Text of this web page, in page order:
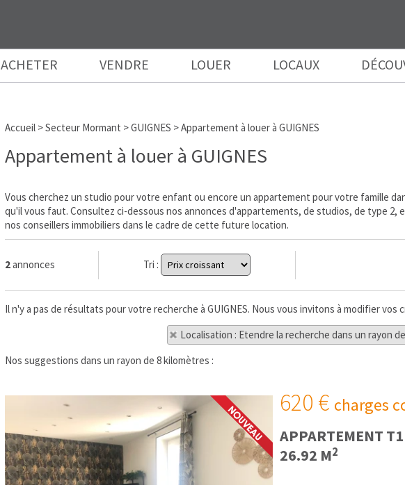
ACHETER VENDRE LOUER LOCAUX
Accueil >Secteur Mormant >GUIGNES >Appartement à louer à GUIGNES
Appartement à louer à GUIGNES
Vous cherchez un studio pour votre enfant ou encore un appartement pour votre famille
qu'il vous faut. Consultez ci-dessous nos annonces d'appartements, de studios, de type 2,
nos conseillers immobiliers dans le cadre de cette future location.
2annonces Tri :
Il n'y a pas de résultats pour votre recherche à GUIGNES. Nous vous invitons à modifier vos
Localisation : Etendre la recherche dans un rayon
Nos suggestions dans un rayon de 8 kilomètres :
620 € charges
APPARTEMENT
26.92 M2